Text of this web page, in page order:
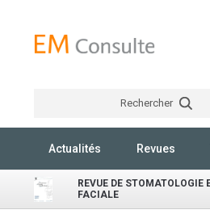
Rechercher
Actualités Revues
REVUE DE
FACIALE